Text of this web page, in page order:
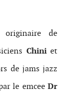
de
Chiniet
de jams jazz
le emcee Dr